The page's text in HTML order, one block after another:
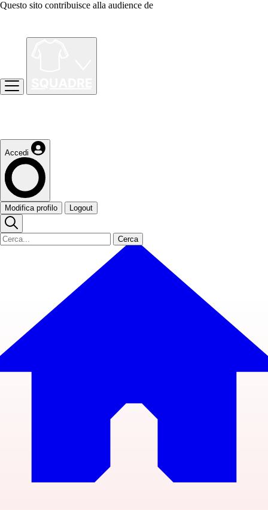
Questo sito contribuisce alla audience de
Accedi
Modifica profilo Logout
Cerca